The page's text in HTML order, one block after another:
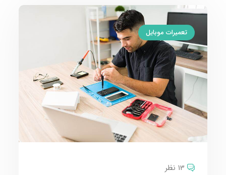
تعمیرات موبایل
13 نظر